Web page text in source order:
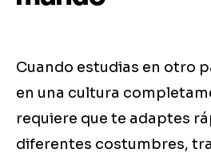
Cuando estudias en otro
en una cultura
requiere que te adaptes
diferentes costumbres,